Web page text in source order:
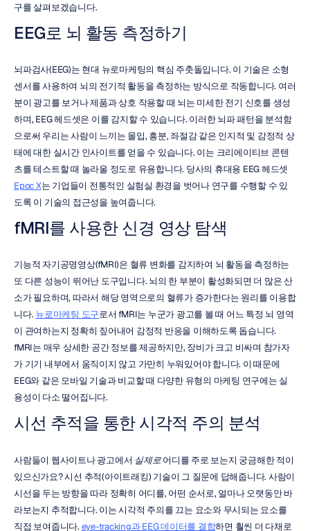
구를 살펴보겠습니다.
EEG로 뇌 활동 측정하기
뇌파검사(EEG)는 현대 뉴로마케팅의 핵심 주춧돌입니다. 이 기술은 소형
센서를 사용하여 뇌의 전기적 활동을 측정하는 방식으로 작동합니다. 여러
분이 광고를 보거나 제품과 상호 작용할 때 뇌는 미세한 전기 신호를 생성
하며, EEG 헤드셋은 이를 감지할 수 있습니다. 이러한 뇌파 패턴을 분석함
으로써 우리는 사람이 느끼는 몰입, 흥분, 좌절감 같은 인지적 및 감정적 상
태에 대한 실시간 인사이트를 얻을 수 있습니다. 이는 크리에이티브 콘텐
Epoc X는 기업들이 전통적인 실험실 환경을 벗어나 연구를 수행할 수 있
도록 이 기술의 접근성을 높여줍니다.
fMRI를 사용한 신경 영상 탐색
기능적 자기공명영상(fMRI)은 혈류 변화를 감지하여 뇌 활동을 측정하는
또 다른 성능이 뛰어난 도구입니다. 뇌의 한 부분이 활성화되면 더 많은 산
소가 필요하며, 따라서 해당 영역으로의 혈류가 증가한다는 원리를 이용합
니다. 뉴로마케팅 도구로서 fMRI는 누군가 광고를 볼 때 어느 특정 뇌 영역
이 관여하는지 정확히 짚어내어 감정적 반응을 이해하도록 돕습니다.
fMRI는 매우 상세한 공간 정보를 제공하지만, 장비가 크고 비싸며 참가자
가 기기 내부에서 움직이지 않고 가만히 누워있어야 합니다. 이 때문에
EEG와 같은 모바일 기술과 비교할 때 다양한 유형의 마케팅 연구에는 실
용성이 다소 떨어집니다.
시선 추적을 통한 시각적 주의 분석
사람들이 웹사이트나 광고에서 실제로 어디를 주로 보는지 궁금해한 적이
있으신가요? 시선 추적(아이트래킹) 기술이 그 질문에 답해줍니다. 사람이
시선을 두는 방향을 따라 정확히 어디를, 어떤 순서로, 얼마나 오랫동안 바
라보는지 추적합니다. 이는 시각적 주의를 끄는 요소와 무시되는 요소를
직접 보여줍니다. eye-tracking과 EEG 데이터를 결합하면 훨씬 더 다채로